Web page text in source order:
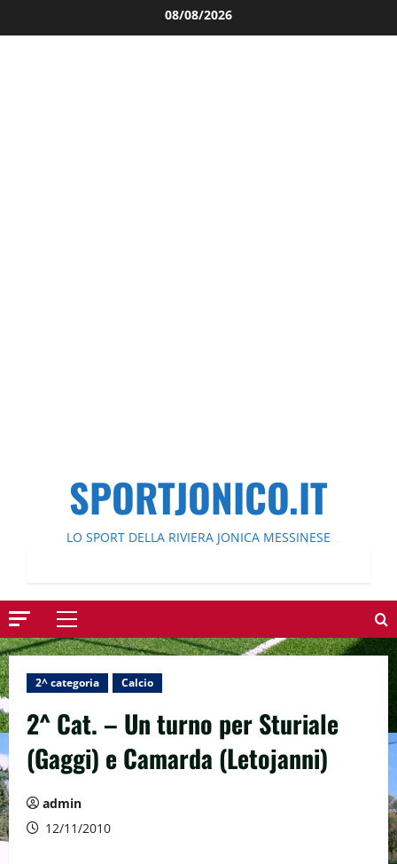
al
08/08/2026
SPORTJONICO.IT
LO SPORT DELLA RIVIERA JONICA MESSINESE
Menu
principale
2^ categoria Calcio
2^ Cat. – Un turno per Sturiale
(Gaggi) e Camarda (Letojanni)
admin
12/11/2010